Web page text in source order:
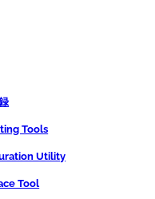
Tools
Utility
Tool